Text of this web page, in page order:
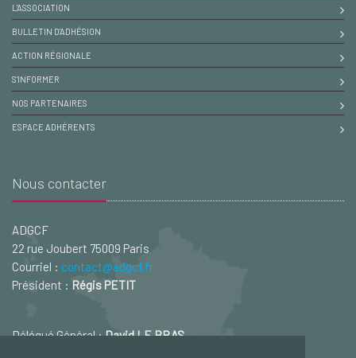
L'ASSOCIATION
BULLETIN D'ADHÉSION
ACTION RÉGIONALE
S'INFORMER
NOS PARTENAIRES
ESPACE ADHÉRENTS
Nous contacter
ADGCF
22 rue Joubert 75009 Paris
Courriel : contact@adgcf.fr
Président : Régis PETIT
Délégué Général :David LE BRAS